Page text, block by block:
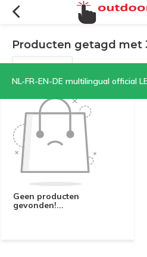
NL-FR-EN-DE multilingual official LECHUZA-
Producten getagd met
Filters
Geen producten
gevonden!...